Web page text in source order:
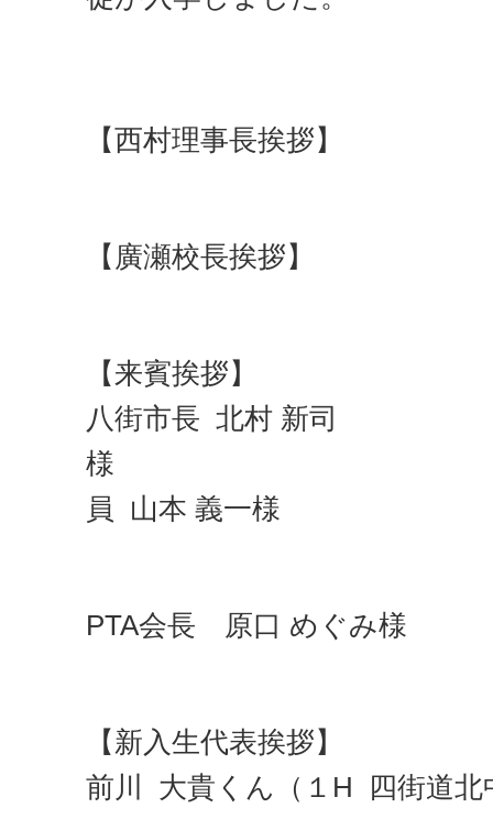
【西村理事長挨拶】
【廣瀬校長挨拶】
【来賓挨拶】
八街市長 北村 新司
様 千葉
員 山本 義一様
PTA会長 原口 めぐみ様
【新入生代表挨拶】
前川 大貴くん（１H 四街道北